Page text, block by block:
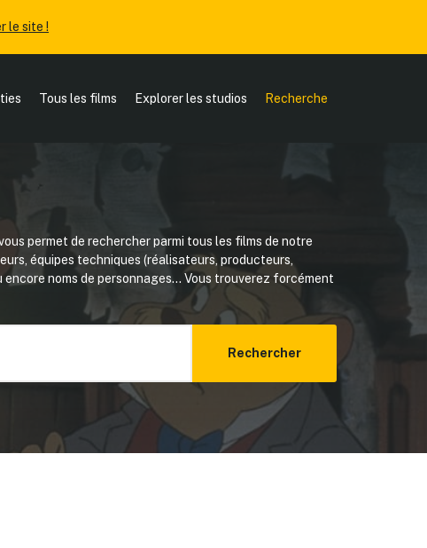
le site !
Tous les films Explorer les studios Recherche
permet de rechercher parmi tous les films de notre
équipes techniques (réalisateurs, producteurs,
encore noms de personnages... Vous trouverez forcément
Rechercher